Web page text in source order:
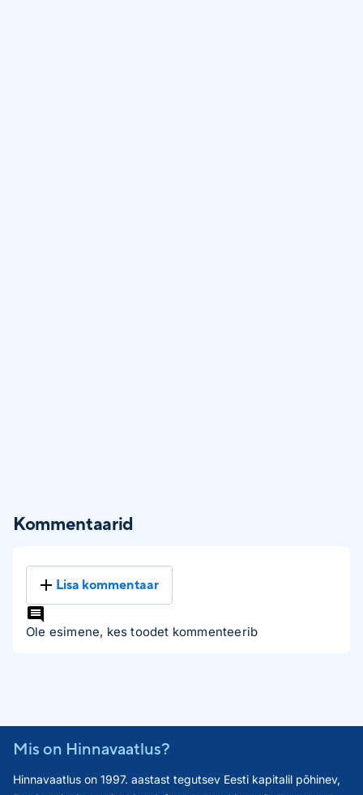
Kommentaarid
Lisa kommentaar
Ole esimene, kes toodet kommenteerib
Mis on Hinnavaatlus?
Hinnavaatlus on 1997. aastast tegutsev Eesti kapitalil põhinev,